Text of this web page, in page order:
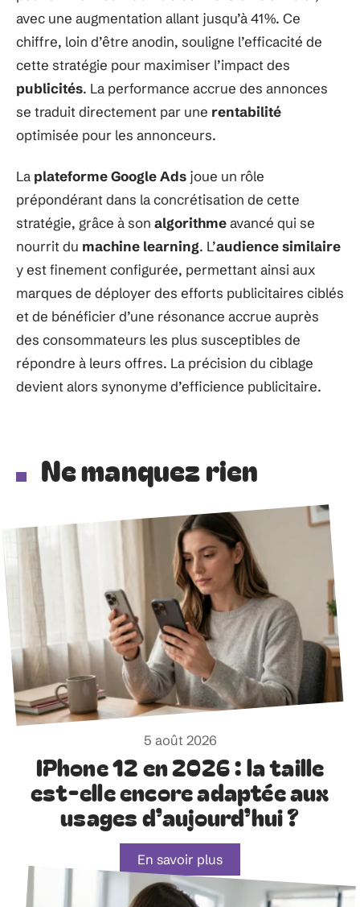
avec une augmentation allant jusqu’à 41%. Ce
chiffre, loin d’être anodin, souligne l’efficacité de
cette stratégie pour maximiser l’impact des
publicités. La performance accrue des annonces
se traduit directement par une rentabilité
optimisée pour les annonceurs.
La plateforme Google Ads joue un rôle
prépondérant dans la concrétisation de cette
stratégie, grâce à son algorithmeavancé qui se
nourrit du machine learning. L’audience similaire
y est finement configurée, permettant ainsi aux
marques de déployer des efforts publicitaires ciblés
et de bénéficier d’une résonance accrue auprès
des consommateurs les plus susceptibles de
répondre à leurs offres. La précision du ciblage
devient alors synonyme d’efficience publicitaire.
Ne manquez rien
5 août 2026
IPhone 12 en 2026 : la taille
est-elle encore adaptée aux
usages d’aujourd’hui ?
En savoir plus